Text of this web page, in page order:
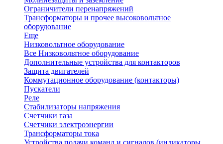
Ограничители перенапряжений
Трансформаторы и прочее высоковольтное
оборудование
Еще
Низковольтное оборудование
Все Низковольтное оборудование
Дополнительные устройства для контакторов
Защита двигателей
Коммутационное оборудование (контакторы)
Пускатели
Реле
Стабилизаторы напряжения
Счетчики газа
Счетчики электроэнергии
Трансформаторы тока
Устройства подачи команд и сигналов (индикаторы,